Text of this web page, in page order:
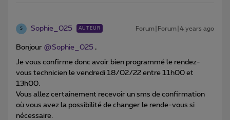
S Sophie_025 AUTEUR Forum|Forum|4 years ago
Bonjour @Sophie_025 ,
Je vous confirme donc avoir bien programmé le rendez-
vous technicien le vendredi 18/02/22 entre 11h00 et
13h00.
Vous allez certainement recevoir un sms de confirmation
où vous avez la possibilité de changer le rende-vous si
nécessaire.